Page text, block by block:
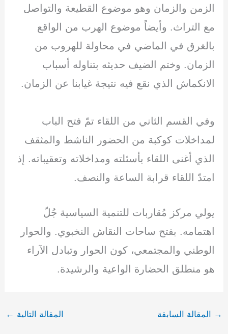
الزمن والزمان وهو موضوع القطيعة والتواصل
مع التراث. وأيضاً موضوع الهرب من الواقع
بالغرق في الماضي في محاولة للهروب من
الزمان. وختم الضيف حديثه بتناوله أسباب
الانكماش الذي نقع فيه نتيجة غيابنا عن الزمان.
وفي القسم الثاني من اللقاء تمّ فتح الباب
لمداخلات كوكبة من الحضور الناشط والمثقف
الذي أغنى اللقاء بأسئلته ومداخلاته وتعقيباته. إذ
امتدّ اللقاء قرابة الساعة والنصف.
يولي مركز مُقاربات للتنمية السياسية جُلّ
اهتمامه. بفتح ساحات النقاش النخبوي. والحوار
الوطني والمجتمعي، كون الحوار وتبادل الآراء
هو منطلق الحضارة الواعية والرشيدة.
→ المقالة السابقة المقالة التالية ←